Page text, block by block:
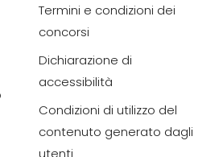
Termini e condizioni dei
concorsi
Dichiarazione di
accessibilità
Condizioni di utilizzo del
contenuto generato dagli
utenti